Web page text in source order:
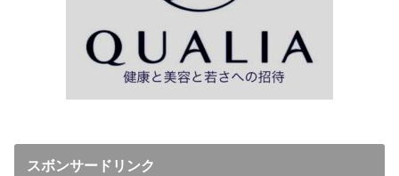
スボンサードリンク